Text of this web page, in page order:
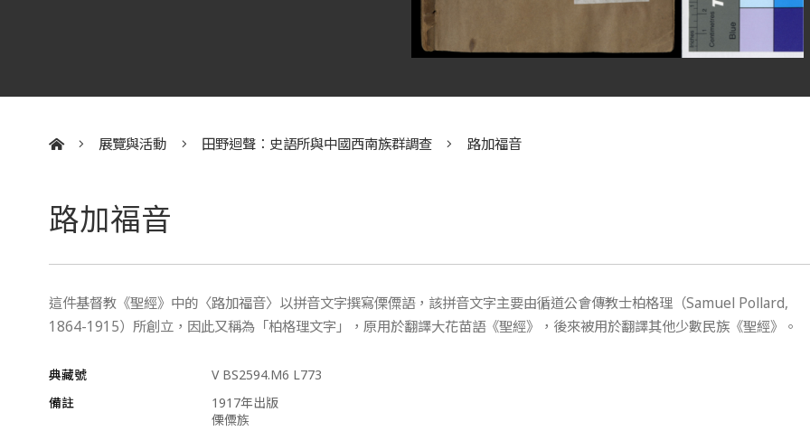
展覽與活動 田野迴聲：史語所與中國西南族群調查 路加福音
路加福音
這件基督教《聖經》中的〈路加福音〉以拼音文字撰寫傈僳語，該拼音文字主要由循道公會傳教士柏格理（Samuel Pollard,
1864-1915）所創立，因此又稱為「柏格理文字」，原用於翻譯大花苗語《聖經》，後來被用於翻譯其他少數民族《聖經》。
典藏號
V BS2594.M6 L773
備註
1917年出版
傈僳族